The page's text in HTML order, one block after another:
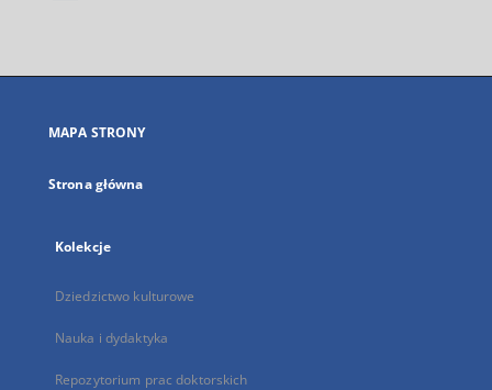
się
karcie
MAPA STRONY
Strona główna
Kolekcje
Dziedzictwo kulturowe
Nauka i dydaktyka
Repozytorium prac doktorskich